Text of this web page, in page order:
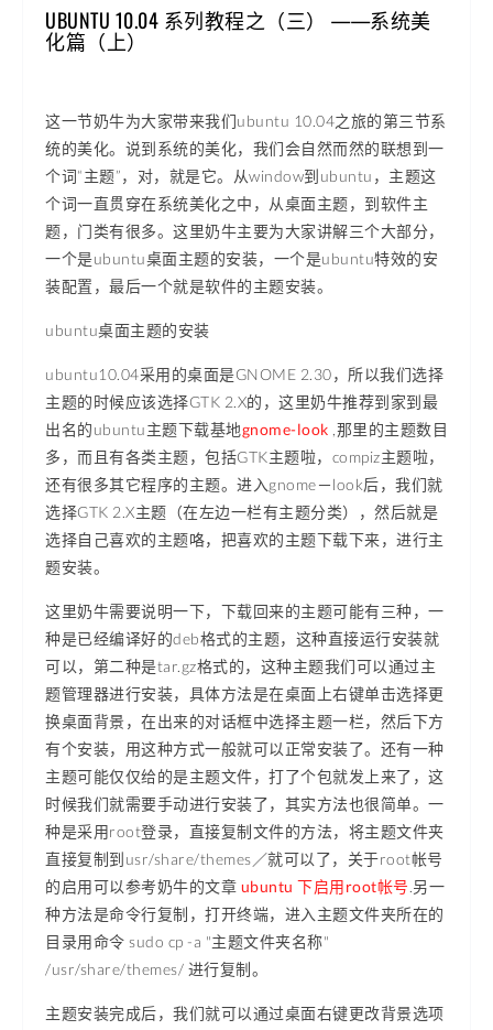
UBUNTU 10.04 系列教程之（三） ——系统美
化篇（上）
这一节奶牛为大家带来我们ubuntu 10.04之旅的第三节系
统的美化。说到系统的美化，我们会自然而然的联想到一
个词“主题”，对，就是它。从window到ubuntu，主题这
个词一直贯穿在系统美化之中，从桌面主题，到软件主
题，门类有很多。这里奶牛主要为大家讲解三个大部分，
一个是ubuntu桌面主题的安装，一个是ubuntu特效的安
装配置，最后一个就是软件的主题安装。
ubuntu桌面主题的安装
ubuntu10.04采用的桌面是GNOME 2.30，所以我们选择
主题的时候应该选择GTK 2.X的，这里奶牛推荐到家到最
出名的ubuntu主题下载基地gnome-look ,那里的主题数目
多，而且有各类主题，包括GTK主题啦，compiz主题啦，
还有很多其它程序的主题。进入gnome－look后，我们就
选择GTK 2.X主题（在左边一栏有主题分类），然后就是
选择自己喜欢的主题咯，把喜欢的主题下载下来，进行主
题安装。
这里奶牛需要说明一下，下载回来的主题可能有三种，一
种是已经编译好的deb格式的主题，这种直接运行安装就
可以，第二种是tar.gz格式的，这种主题我们可以通过主
题管理器进行安装，具体方法是在桌面上右键单击选择更
换桌面背景，在出来的对话框中选择主题一栏，然后下方
有个安装，用这种方式一般就可以正常安装了。还有一种
主题可能仅仅给的是主题文件，打了个包就发上来了，这
时候我们就需要手动进行安装了，其实方法也很简单。一
种是采用root登录，直接复制文件的方法，将主题文件夹
直接复制到usr/share/themes／就可以了，关于root帐号
的启用可以参考奶牛的文章 ubuntu 下启用root帐号 .另一
种方法是命令行复制，打开终端，进入主题文件夹所在的
目录用命令 sudo cp -a "主题文件夹名称"
/usr/share/themes/ 进行复制。
主题安装完成后，我们就可以通过桌面右键更改背景选项